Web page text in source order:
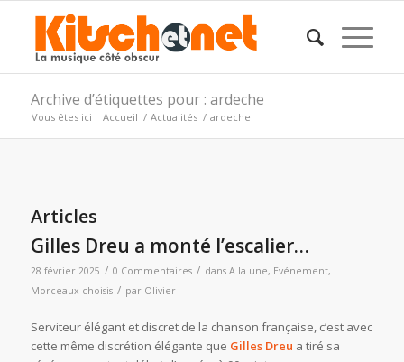
Archive d’étiquettes pour : ardeche
Vous êtes ici : Accueil / Actualités / ardeche
Articles
Gilles Dreu a monté l’escalier…
28 février 2025 / 0 Commentaires / dans A la une, Evénement,
Morceaux choisis / par Olivier
Serviteur élégant et discret de la chanson française, c’est avec
cette même discrétion élégante que Gilles Dreu a tiré sa